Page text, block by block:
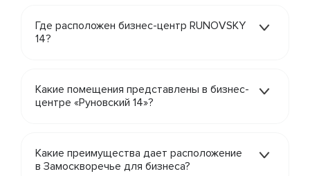
Где расположен бизнес-центр RUNOVSKY
14?
Какие помещения представлены в бизнес-
центре «Руновский 14»?
Какие преимущества дает расположение
в Замоскворечье для бизнеса?